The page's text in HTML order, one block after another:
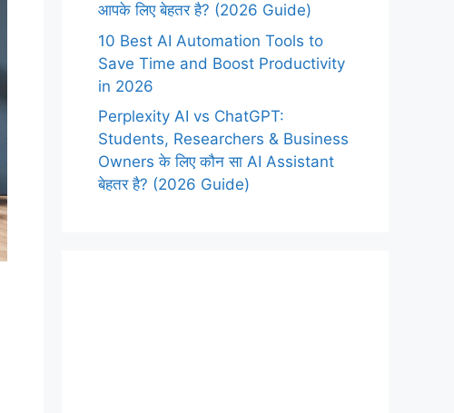
आपके लिए बेहतर है? (2026 Guide)
10 Best AI Automation Tools to
Save Time and Boost Productivity
in 2026
Perplexity AI vs ChatGPT:
Students, Researchers & Business
Owners के लिए कौन सा AI Assistant
बेहतर है? (2026 Guide)